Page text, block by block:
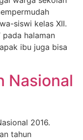
siswi kelas XII.
pada halaman
ibu juga bisa
Nasional
2016.
tahun